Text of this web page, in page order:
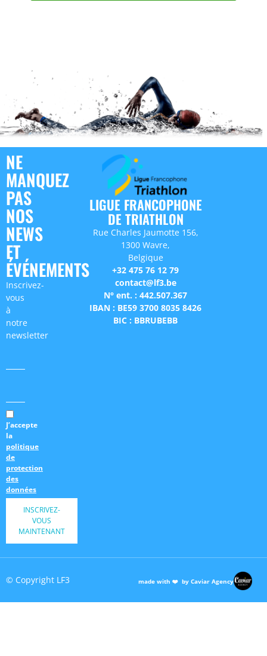
LIGUE FRANCOPHONE
DE TRIATHLON
Rue Charles Jaumotte 156,
1300 Wavre,
Belgique
+32 475 76 12 79
contact@lf3.be
N° ent. : 442.507.367
IBAN : BE59 3700 8035 8426
BIC : BBRUBEBB
NE
MANQUEZ
PAS
NOS
NEWS
ET
ÉVÉNEMENTS
Inscrivez-
vous
à
notre
newsletter
J’accepte
la
politique
de
protection
des
données
INSCRIVEZ-
VOUS
MAINTENANT
© Copyright LF3 made with ❤️ by Caviar Agency